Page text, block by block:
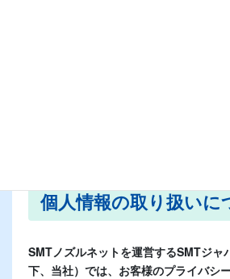
個人情報の取り扱いに
SMTノズルネットを運営するSMTジャ
下、当社）では、お客様のプライバシ